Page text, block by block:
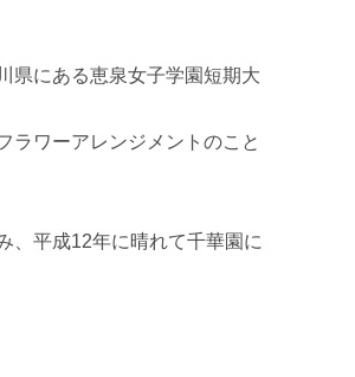
県にある恵泉女子学園短期大
ラワーアレンジメントのこと
、平成12年に晴れて千華園に